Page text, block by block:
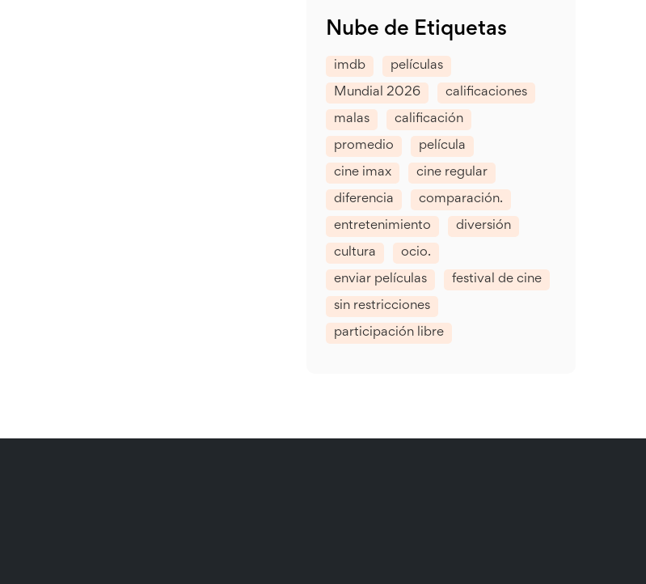
Nube de Etiquetas
imdb películas
Mundial 2026 calificaciones
malas calificación
promedio película
cine imax cine regular
diferencia comparación.
entretenimiento diversión
cultura ocio.
enviar películas festival de cine
sin restricciones
participación libre